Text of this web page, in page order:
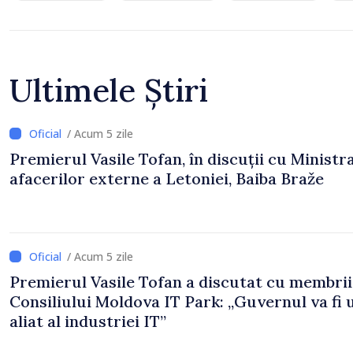
Ultimele Știri
/ Acum 5 zile
Premierul Vasile Tofan, în discuții cu
afacerilor externe a Letoniei, Baiba Braže
/ Acum 5 zile
Premierul Vasile Tofan a discutat cu membrii
Consiliului Moldova IT Park: „Guvernul va fi
aliat al industriei IT”